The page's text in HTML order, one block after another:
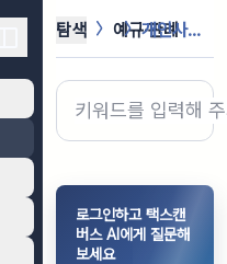
탐색 예규·판례 개인사업자가 공장용건물을 사용인의 합...
로그인하고 택스캔
버스 AI에게 질문해
보세요